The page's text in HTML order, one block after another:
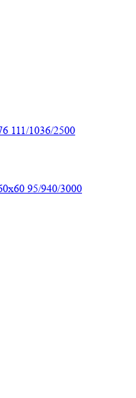
111/1036/2500
95/940/3000